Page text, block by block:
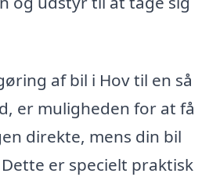
af bil i Hov til en så
er muligheden for at få
direkte, mens din bil
er specielt praktisk